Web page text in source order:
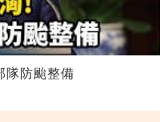
隊防颱整備